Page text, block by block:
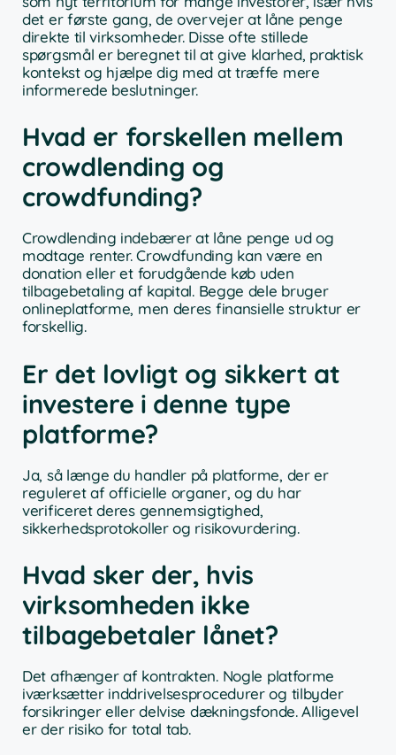
det er første gang, de overvejer at låne penge
direkte til virksomheder. Disse ofte stillede
spørgsmål er beregnet til at give klarhed, praktisk
kontekst og hjælpe dig med at træffe mere
informerede beslutninger.
Hvad er forskellen mellem
crowdlending og
crowdfunding?
Crowdlending indebærer at låne penge ud og
modtage renter. Crowdfunding kan være en
donation eller et forudgående køb uden
tilbagebetaling af kapital. Begge dele bruger
onlineplatforme, men deres finansielle struktur er
forskellig.
Er det lovligt og sikkert at
investere i denne type
platforme?
Ja, så længe du handler på platforme, der er
reguleret af officielle organer, og du har
verificeret deres gennemsigtighed,
sikkerhedsprotokoller og risikovurdering.
Hvad sker der, hvis
virksomheden ikke
tilbagebetaler lånet?
Det afhænger af kontrakten. Nogle platforme
iværksætter inddrivelsesprocedurer og tilbyder
forsikringer eller delvise dækningsfonde. Alligevel
er der risiko for total tab.